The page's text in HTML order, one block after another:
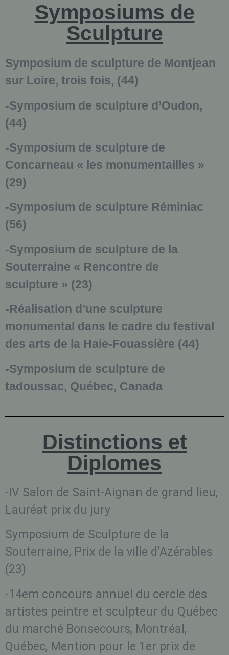
Symposiums de
Sculpture
Symposium de sculpture de Montjean
sur Loire, trois fois, (44)
-Symposium de sculpture d’Oudon,
(44)
-Symposium de sculpture de
Concarneau « les monumentailles »
(29)
-Symposium de sculpture Réminiac
(56)
-Symposium de sculpture de la
Souterraine « Rencontre de
sculpture » (23)
-Réalisation d’une sculpture
monumental dans le cadre du festival
des arts de la Haie-Fouassière (44)
-Symposium de sculpture de
tadoussac, Québec, Canada
Distinctions et
Diplomes
-IV Salon de Saint-Aignan de grand lieu,
Lauréat prix du jury
Symposium de Sculpture de la
Souterraine, Prix de la ville d’Azérables
(23)
-14em concours annuel du cercle des
artistes peintre et sculpteur du Québec
du marché Bonsecours, Montréal,
Québec, Mention pour le 1er prix de